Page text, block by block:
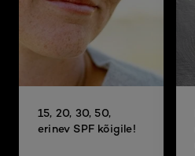
15, 20, 30, 50,
erinev SPF kõigile!